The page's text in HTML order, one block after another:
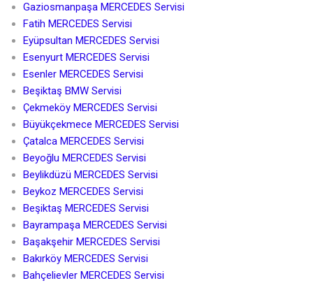
Gaziosmanpaşa MERCEDES Servisi
Fatih MERCEDES Servisi
Eyüpsultan MERCEDES Servisi
Esenyurt MERCEDES Servisi
Esenler MERCEDES Servisi
Beşiktaş BMW Servisi
Çekmeköy MERCEDES Servisi
Büyükçekmece MERCEDES Servisi
Çatalca MERCEDES Servisi
Beyoğlu MERCEDES Servisi
Beylikdüzü MERCEDES Servisi
Beykoz MERCEDES Servisi
Beşiktaş MERCEDES Servisi
Bayrampaşa MERCEDES Servisi
Başakşehir MERCEDES Servisi
Bakırköy MERCEDES Servisi
Bahçelievler MERCEDES Servisi